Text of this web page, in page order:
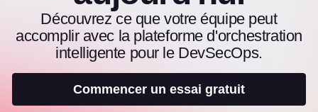
Découvrez ce que votre équipe peut
accomplir avec la plateforme d'orchestration
intelligente pour le DevSecOps.
Commencer un essai gratuit